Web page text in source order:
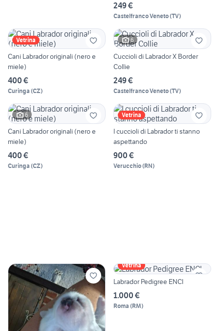
249 €
Castelfranco Veneto(TV)
Vetrina
Cani Labrador originali (nero e
miele)
400 €
Curinga (CZ)
6
Cuccioli di Labrador X Border
Collie
249 €
Castelfranco Veneto(TV)
6
Cani Labrador originali (nero e
miele)
400 €
Curinga (CZ)
Vetrina
I cuccioli di Labrador ti stanno
aspettando
900 €
Verucchio(RN)
Vetrina
Labrador Pedigree ENCI
1.000 €
Roma (RM)